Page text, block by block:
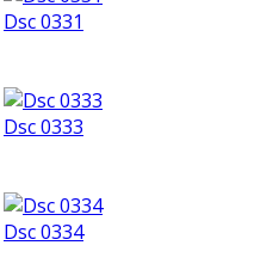
Dsc 0331
Dsc 0333
Dsc 0334